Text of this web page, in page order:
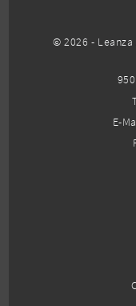
© 2026 - Leanza
E-